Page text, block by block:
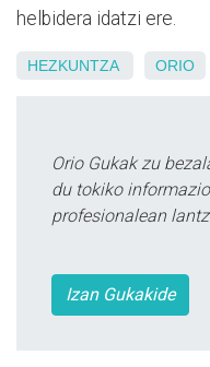
helbidera idatzi ere.
HEZKUNTZA ORIO
Orio Gukak zu
du tokiko
profesionalean
Izan Gukakide